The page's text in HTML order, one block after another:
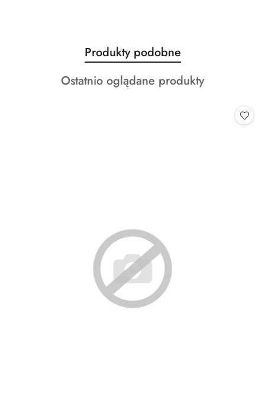
Pomiń karuzelę produktów
Produkty
o
statusie:
Produkty podobne
Produkty
Ostatnio oglądane produkty